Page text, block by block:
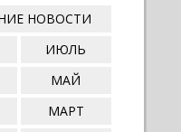
НОВОСТИ
ИЮЛЬ
МАЙ
МАРТ